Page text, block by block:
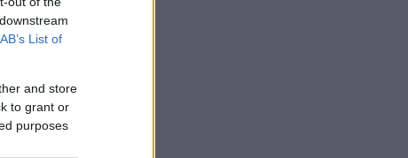
List of
and store
to grant or
purposes